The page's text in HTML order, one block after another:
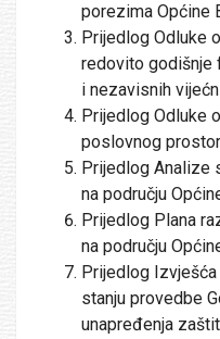
porezima Općine
Prijedlog Odluke
redovito godišnje
i nezavisnih
Prijedlog Odluke
poslovnog
Prijedlog Analize
na području
Prijedlog Plana
na području
Prijedlog
stanju provedbe
unapređenja